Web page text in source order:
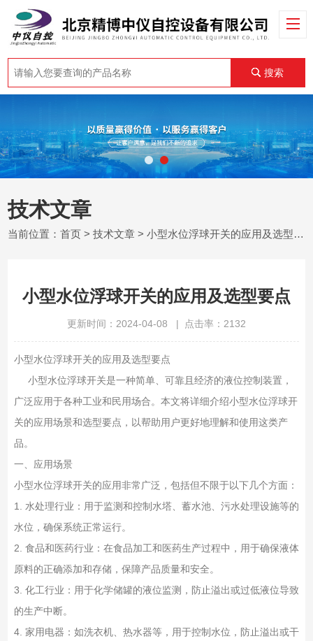
搜索
技术文章
当前位置：首页 >技术文章 > 小型水位浮球开关的应用及选型要点
小型水位浮球开关的应用及选型要点
更新时间：2024-04-08 | 点击率：2132
小型水位浮球开关的应用及选型要点
小型水位浮球开关是一种简单、可靠且经济的液位控制装置，
广泛应用于各种工业和民用场合。本文将详细介绍小型水位浮球开
关的应用场景和选型要点，以帮助用户更好地理解和使用这类产
品。
一、应用场景
小型水位浮球开关的应用非常广泛，包括但不限于以下几个方面：
1. 水处理行业：用于监测和控制水塔、蓄水池、污水处理设施等的
水位，确保系统正常运行。
2. 食品和医药行业：在食品加工和医药生产过程中，用于确保液体
原料的正确添加和存储，保障产品质量和安全。
3. 化工行业：用于化学储罐的液位监测，防止溢出或过低液位导致
的生产中断。
4. 家用电器：如洗衣机、热水器等，用于控制水位，防止溢出或干